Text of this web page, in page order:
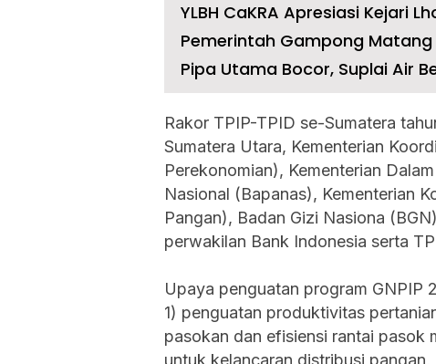
YLBH CaKRA Apresiasi Kejari
Pemerintah Gampong Matang
Pipa Utama Bocor, Suplai Air
Rakor TPIP-TPID se-Sumatera
Sumatera Utara, Kementerian
Perekonomian), Kementerian
Nasional (Bapanas), Kementerian
Pangan), Badan Gizi Nasiona
perwakilan Bank Indonesia serta
Upaya penguatan program GNPIP
1) penguatan produktivitas
pasokan dan efisiensi rantai pasok
untuk kelancaran distribusi